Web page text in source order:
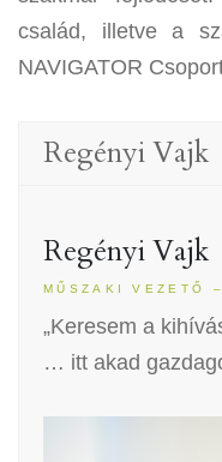
család, illetve a
NAVIGATOR
Regényi Vajk
Regényi Vajk
MŰSZAKI VEZETŐ
„Keresem a
… itt akad